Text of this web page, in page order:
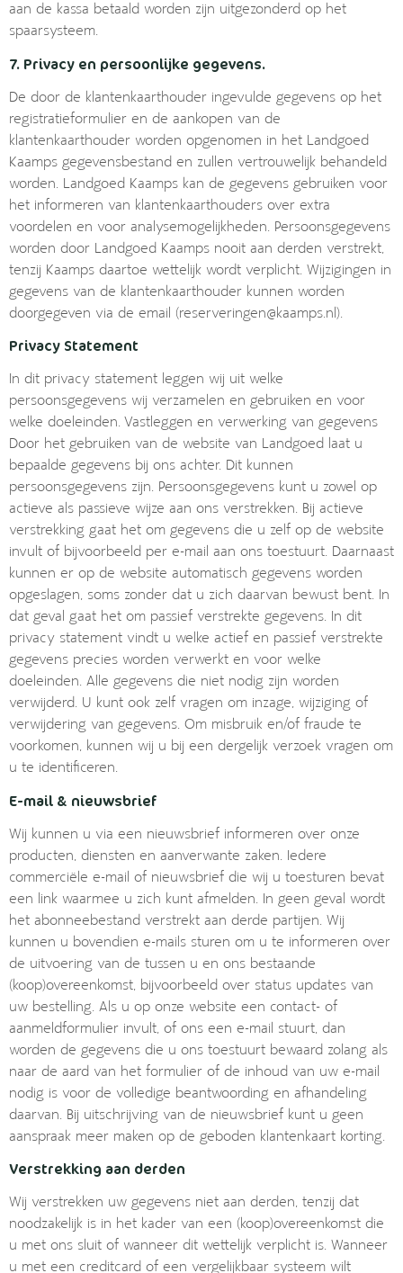
aan de kassa betaald worden zijn uitgezonderd op het
spaarsysteem.
7. Privacy en persoonlijke gegevens.
De door de klantenkaarthouder ingevulde gegevens op het
registratieformulier en de aankopen van de
klantenkaarthouder worden opgenomen in het Landgoed
Kaamps gegevensbestand en zullen vertrouwelijk behandeld
worden. Landgoed Kaamps kan de gegevens gebruiken voor
het informeren van klantenkaarthouders over extra
voordelen en voor analysemogelijkheden. Persoonsgegevens
worden door Landgoed Kaamps nooit aan derden verstrekt,
tenzij Kaamps daartoe wettelijk wordt verplicht. Wijzigingen in
gegevens van de klantenkaarthouder kunnen worden
doorgegeven via de email (reserveringen@kaamps.nl).
Privacy Statement
In dit privacy statement leggen wij uit welke
persoonsgegevens wij verzamelen en gebruiken en voor
welke doeleinden. Vastleggen en verwerking van gegevens
Door het gebruiken van de website van Landgoed laat u
bepaalde gegevens bij ons achter. Dit kunnen
persoonsgegevens zijn. Persoonsgegevens kunt u zowel op
actieve als passieve wijze aan ons verstrekken. Bij actieve
verstrekking gaat het om gegevens die u zelf op de website
invult of bijvoorbeeld per e-mail aan ons toestuurt. Daarnaast
kunnen er op de website automatisch gegevens worden
opgeslagen, soms zonder dat u zich daarvan bewust bent. In
dat geval gaat het om passief verstrekte gegevens. In dit
privacy statement vindt u welke actief en passief verstrekte
gegevens precies worden verwerkt en voor welke
doeleinden. Alle gegevens die niet nodig zijn worden
verwijderd. U kunt ook zelf vragen om inzage, wijziging of
verwijdering van gegevens. Om misbruik en/of fraude te
voorkomen, kunnen wij u bij een dergelijk verzoek vragen om
u te identificeren.
E-mail & nieuwsbrief
Wij kunnen u via een nieuwsbrief informeren over onze
producten, diensten en aanverwante zaken. Iedere
commerciële e-mail of nieuwsbrief die wij u toesturen bevat
een link waarmee u zich kunt afmelden. In geen geval wordt
het abonneebestand verstrekt aan derde partijen. Wij
kunnen u bovendien e-mails sturen om u te informeren over
de uitvoering van de tussen u en ons bestaande
(koop)overeenkomst, bijvoorbeeld over status updates van
uw bestelling. Als u op onze website een contact- of
aanmeldformulier invult, of ons een e-mail stuurt, dan
worden de gegevens die u ons toestuurt bewaard zolang als
naar de aard van het formulier of de inhoud van uw e-mail
nodig is voor de volledige beantwoording en afhandeling
daarvan. Bij uitschrijving van de nieuwsbrief kunt u geen
aanspraak meer maken op de geboden klantenkaart korting.
Verstrekking aan derden
Wij verstrekken uw gegevens niet aan derden, tenzij dat
noodzakelijk is in het kader van een (koop)overeenkomst die
u met ons sluit of wanneer dit wettelijk verplicht is. Wanneer
u met een creditcard of een vergelijkbaar systeem wilt